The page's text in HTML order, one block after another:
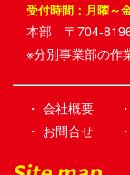
受付時間：月曜～
本部 〒704-
※分別事業部の作
・ 会社概要
・ お問合せ